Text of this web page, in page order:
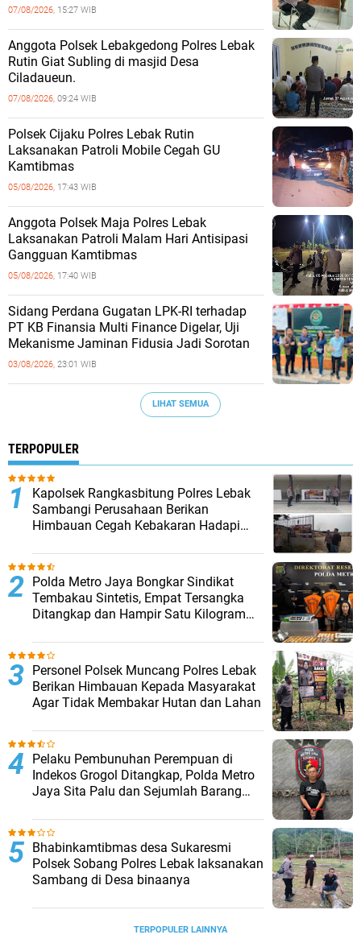
07/08/2026, 15:27 WIB
Anggota Polsek Lebakgedong Polres Lebak
Rutin Giat Subling di masjid Desa
Ciladaueun.
07/08/2026, 09:24 WIB
Polsek Cijaku Polres Lebak Rutin
Laksanakan Patroli Mobile Cegah GU
Kamtibmas
05/08/2026, 17:43 WIB
Anggota Polsek Maja Polres Lebak
Laksanakan Patroli Malam Hari Antisipasi
Gangguan Kamtibmas
05/08/2026, 17:40 WIB
Sidang Perdana Gugatan LPK-RI terhadap
PT KB Finansia Multi Finance Digelar, Uji
Mekanisme Jaminan Fidusia Jadi Sorotan
03/08/2026, 23:01 WIB
LIHAT SEMUA
TERPOPULER
Kapolsek Rangkasbitung Polres Lebak
Sambangi Perusahaan Berikan
Himbauan Cegah Kebakaran Hadapi
‎Polda Metro Jaya Bongkar Sindikat
Tembakau Sintetis, Empat Tersangka
Ditangkap dan Hampir Satu Kilogram
Personel Polsek Muncang Polres Lebak
Berikan Himbauan Kepada Masyarakat
Agar Tidak Membakar Hutan dan Lahan
Pelaku Pembunuhan Perempuan di
Indekos Grogol Ditangkap, Polda Metro
Jaya Sita Palu dan Sejumlah Barang
Bhabinkamtibmas desa Sukaresmi
Polsek Sobang Polres Lebak laksanakan
Sambang di Desa binaanya
TERPOPULER LAINNYA